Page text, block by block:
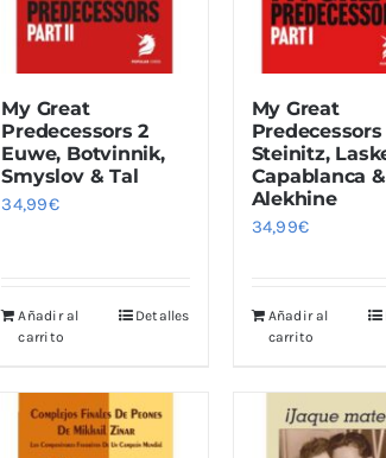
My Great
Predecessors 2
Euwe, Botvinnik,
Smyslov & Tal
34,99€
Añadir al
carrito
Detalles
My Great
Predecessors
Steinitz,
Capablanca &
Alekhine
34,99€
Añadir al
carrito